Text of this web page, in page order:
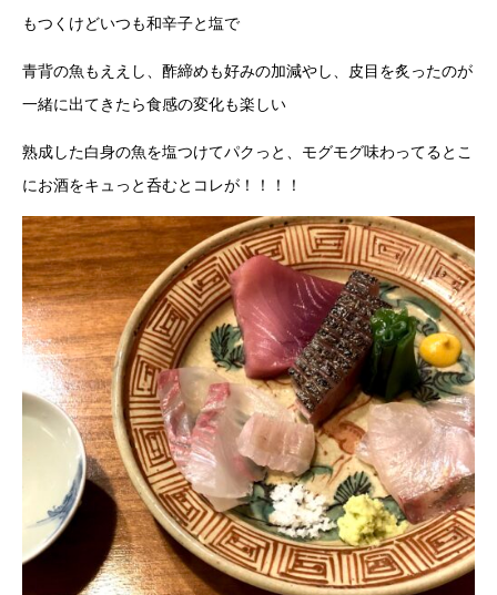
もつくけどいつも和辛子と塩で
青背の魚もええし、酢締めも好みの加減やし、皮目を炙ったのが
一緒に出てきたら食感の変化も楽しい
熟成した白身の魚を塩つけてパクっと、モグモグ味わってるとこ
にお酒をキュっと呑むとコレが！！！！